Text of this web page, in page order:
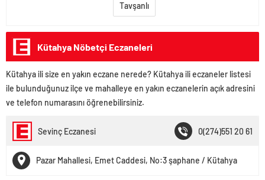
Tavşanlı
Kütahya Nöbetçi Eczaneleri
Kütahya ili size en yakın eczane nerede? Kütahya ili eczaneler listesi
ile bulunduğunuz ilçe ve mahalleye en yakın eczanelerin açık adresini
ve telefon numarasını öğrenebilirsiniz.
Sevinç Eczanesi 0(274)551 20 61
Pazar Mahallesi, Emet Caddesi, No:3 şaphane / Kütahya